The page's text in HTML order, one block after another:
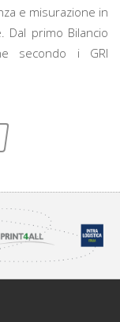
e misurazione in
Dal primo Bilancio
secondo i GRI